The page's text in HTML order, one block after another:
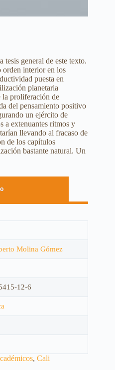
tesis general de este texto.
orden interior en los
puesta en
planetaria
la proliferación de
del pensamiento positivo
un ejército de
a extenuantes ritmos y
llevando al fracaso de
de los capítulos
bastante natural. Un
Molina Gómez
12-6
, Cali